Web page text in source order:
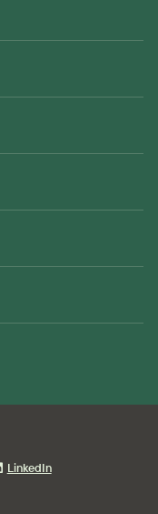
LinkedIn